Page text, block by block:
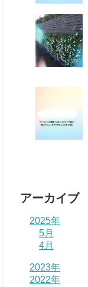
アーカイブ
2025年
5月
4月
2023年
2022年